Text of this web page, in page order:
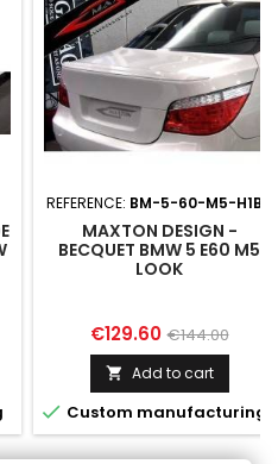
REFERENCE: BM-5-60-M5-H1BA
MAXTON DESIGN -
BECQUET BMW 5 E60 M5
LOOK
Price
€129.60 Regular
price
€144.00
 Add to cart
 Custom manufacturing